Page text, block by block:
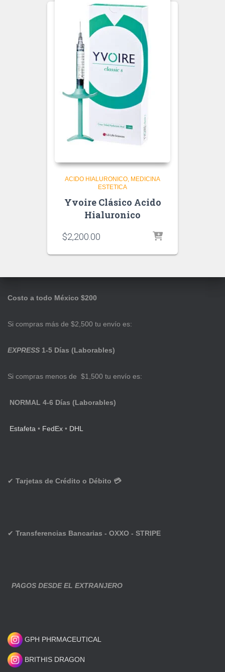
ACIDO HIALURONICO MEDICINA
ESTETICA
Yvoire Clásico Acido
Hialuronico
$2,200.00
Costo a todo México $200
Si compras más de $2,500 tu envío es:
EXPRESS 1-5 Días (Laborables)
Si compras menos de $1,500 tu envío es:
NORMAL 4-6 Días (Laborables)
Estafeta • FedEx • DHL
✔ Tarjetas de Crédito o Débito 💳
✔ Transferencias Bancarias - OXXO - STRIPE
PAGOS DESDE EL EXTRANJERO
GPH PHRMACEUTICAL
BRITHIS DRAGON